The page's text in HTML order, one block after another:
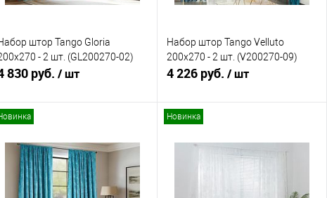
штор Tango Gloria
- 2 шт. (GL200270-02)
830 руб. / шт
Купить в 1 клик
Сравнение
В избранное
В наличии
Набор штор Tango Velluto
200x270 - 2 шт. (V200270-09)
4 226 руб. / шт
В наличии
Новинка